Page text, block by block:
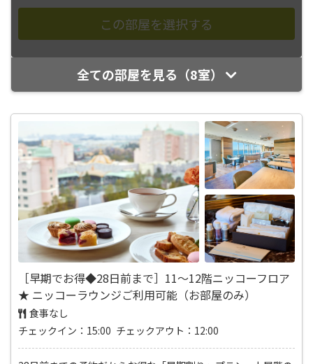
全ての部屋を見る（8室）
［早期でお得◆28日前まで］11～12階ニッコーフロア
★ ニッコーラウンジご利用可能（お部屋のみ）
食事なし
チェックイン：15:00 チェックアウト：12:00